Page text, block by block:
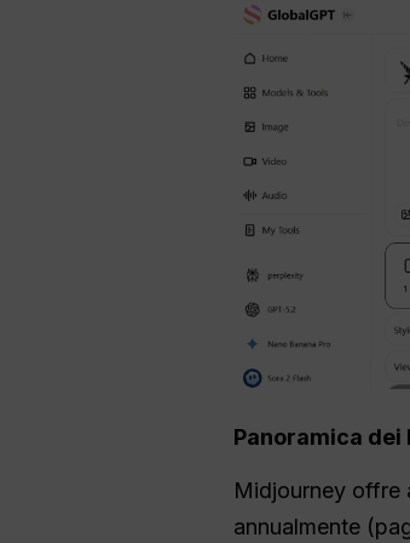
Panoramica
Midjourney offre
annualmente